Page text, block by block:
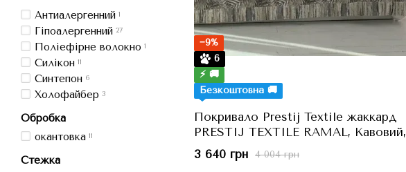
−9%
6
⚡ 🚚
Безкоштовна 🚚
Покривало Prestij Textile жаккард
PRESTIJ TEXTILE RAMAL, Кавовий,
180x230 см, Двоспальний
4 004 грн
3 640 грн
Антиалергенний 1
Гіпоалергенний 27
Поліефірне волокно 1
Силікон 11
Синтепон 6
Холофайбер 3
Обробка
окантовка 11
Стежка